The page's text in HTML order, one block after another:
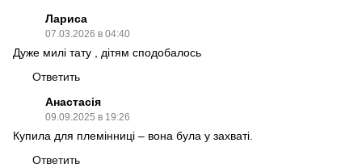
Лариса
07.03.2026 в 04:40
Дуже милі тату , дітям сподобалось
Ответить
Анастасія
09.09.2025 в 19:26
Купила для племінниці – вона була у захваті.
Ответить